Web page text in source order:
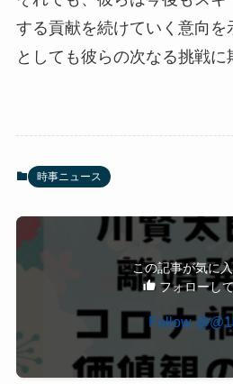
する貢献を続けていく意向を
としても彼らの次なる挑戦に
時事ニュース
この記事が気に
フォローし
Follow